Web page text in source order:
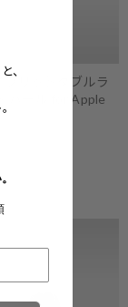
ブリッドダブルラ
パール for Apple
、